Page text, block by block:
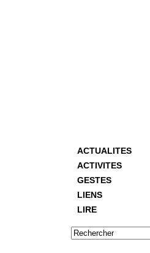
ACTUALITES
ACTIVITES
GESTES
LIENS
LIRE